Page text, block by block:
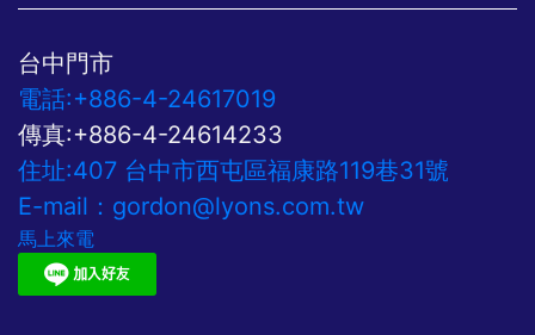
台中門市
電話:+886-4-24617019
傳真:+886-4-24614233
住址:407 台中市西屯區福康路119巷31號
E-mail： gordon@lyons.com.tw
馬上來電